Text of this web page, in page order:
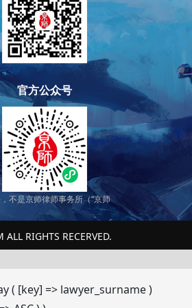
官方公众号
不是京师律师事务所（“京师
RIGHTS RECERVED.
( [key] => lawyer_surname )